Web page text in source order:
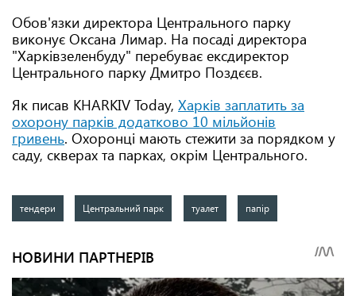
Обов'язки директора Центрального парку
виконує Оксана Лимар. На посаді директора
"Харківзеленбуду" перебуває ексдиректор
Центрального парку Дмитро Поздєєв.
Як писав KHARKIV Today, Харків заплатить за
охорону парків додатково 10 мільйонів
гривень. Охоронці мають стежити за порядком у
саду, скверах та парках, окрім Центрального.
тендери Центральний парк туалет папір